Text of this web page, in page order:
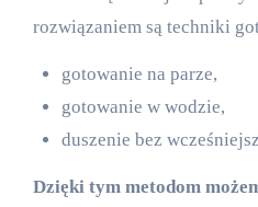
rozwiązaniem są techniki
gotowanie na parze,
gotowanie w wodzie,
duszenie bez
Dzięki tym metodom